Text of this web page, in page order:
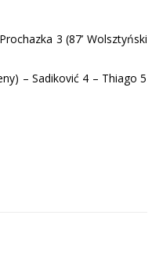
3 (87’ Wolsztyński
– Sadiković 4 – Thiago 5